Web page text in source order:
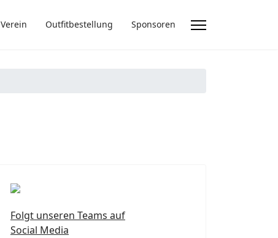
Verein Outfitbestellung Sponsoren
Folgt unseren Teams auf
Social Media